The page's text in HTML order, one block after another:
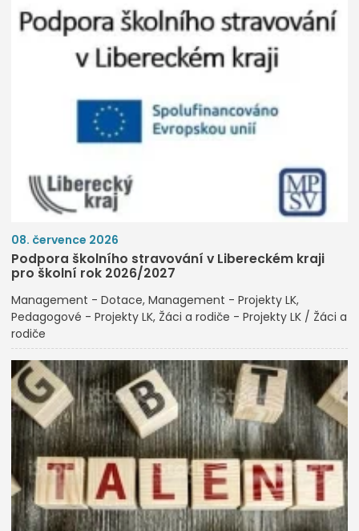
08. července 2026
Podpora školního stravování v Libereckém kraji
pro školní rok 2026/2027
Management - Dotace Management - Projekty LK
Pedagogové - Projekty LK Žáci a rodiče - Projekty LK / Žáci a
rodiče